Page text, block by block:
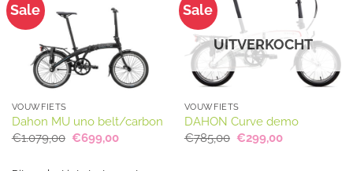
Sale
VOUWFIETS
Dahon MU uno belt/carbon
€1.079,00 Oorspronkelijke
prijs
€699,00Huidige
Sale
UITVERKOCHT
VOUWFIETS
DAHON Curve demo
€785,00 Oorspronkelijke
prijs
€299,00Huidige